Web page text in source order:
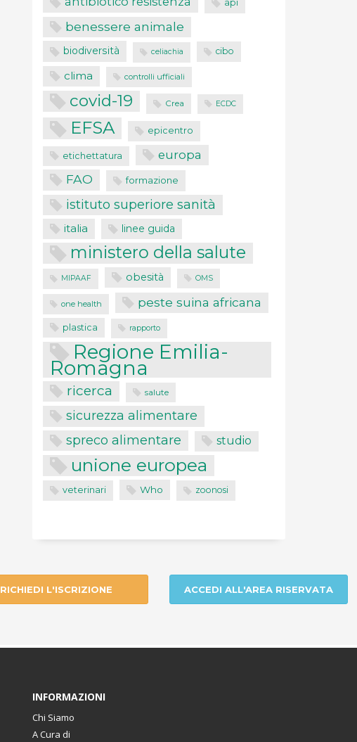
api
benessere animale
biodiversità celiachia cibo
clima controlli ufficiali
covid-19 Crea ECDC
EFSA epicentro
etichettatura europa
FAO formazione
istituto superiore sanità
italia linee guida
ministero della salute
MIPAAF obesità OMS
one health peste suina africana
plastica rapporto
Regione Emilia-
Romagna
ricerca salute
sicurezza alimentare
spreco alimentare studio
unione europea
veterinari Who zoonosi
RICHIEDI L'ISCRIZIONE ACCEDI ALL'AREA RISERVATA
INFORMAZIONI
Chi Siamo
A Cura di